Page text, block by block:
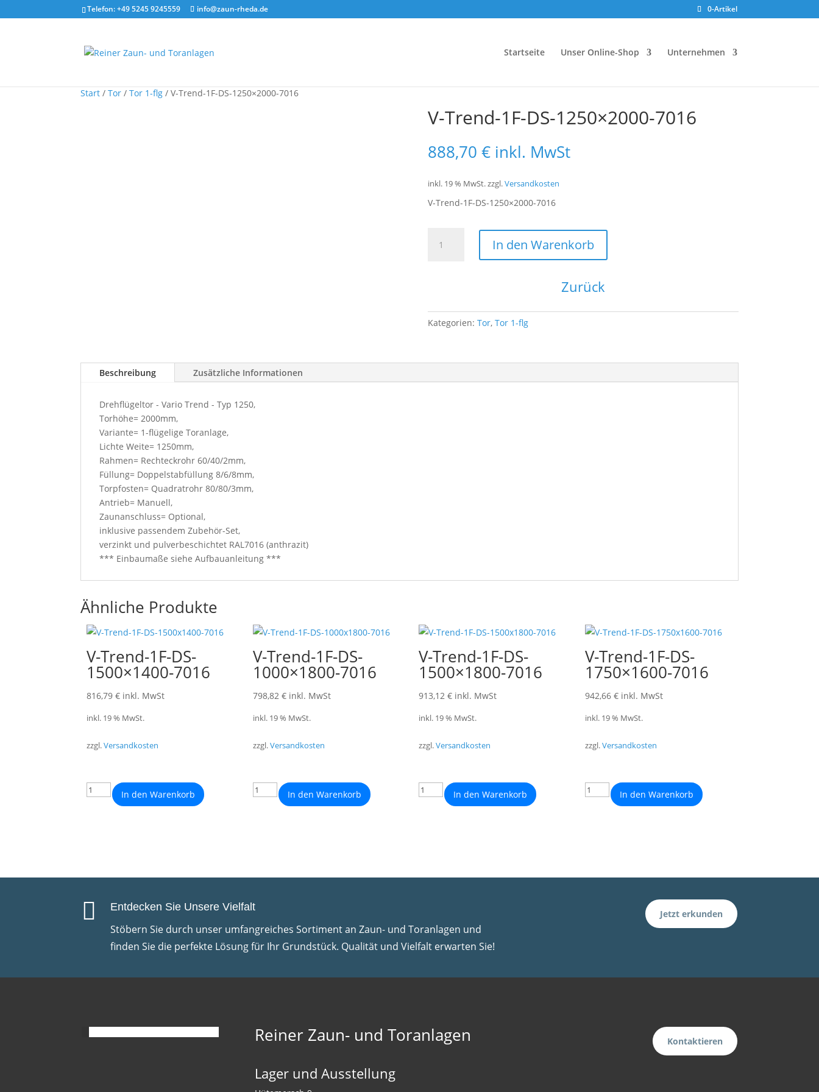
Telefon: +49 5245 9245559 info@zaun-rheda.de 0-Artikel
Startseite Unser Online-Shop Unternehmen
Start / Tor / Tor 1-flg / V-Trend-1F-DS-1250×2000-7016
V-Trend-1F-DS-1250×2000-7016
888,70 € inkl. MwSt
inkl. 19 % MwSt.zzgl.Versandkosten
V-Trend-1F-DS-1250×2000-7016
Trend-
Menge
In den Warenkorb
Zurück
Kategorien: Tor, Tor 1-flg
Beschreibung Zusätzliche Informationen
Drehflügeltor - Vario Trend - Typ 1250,
Torhöhe= 2000mm,
Variante= 1-flügelige Toranlage,
Lichte Weite= 1250mm,
Rahmen= Rechteckrohr 60/40/2mm,
Füllung= Doppelstabfüllung 8/6/8mm,
Torpfosten= Quadratrohr 80/80/3mm,
Antrieb= Manuell,
Zaunanschluss= Optional,
inklusive passendem Zubehör-Set,
verzinkt und pulverbeschichtet RAL7016 (anthrazit)
*** Einbaumaße siehe Aufbauanleitung ***
Ähnliche Produkte
V-Trend-1F-DS-
1500×1400-7016
816,79 € inkl. MwSt
inkl. 19 % MwSt.
zzgl.Versandkosten
In den Warenkorb
V-Trend-1F-DS-
1000×1800-7016
798,82 € inkl. MwSt
inkl. 19 % MwSt.
zzgl.Versandkosten
In den Warenkorb
V-Trend-1F-DS-
1500×1800-7016
913,12 € inkl. MwSt
inkl. 19 % MwSt.
zzgl.Versandkosten
In den Warenkorb
V-Trend-1F-DS-
1750×1600-7016
942,66 € inkl. MwSt
inkl. 19 % MwSt.
zzgl.Versandkosten
In den Warenkorb
 Entdecken Sie Unsere Vielfalt
Stöbern Sie durch unser umfangreiches Sortiment an Zaun- und Toranlagen und
finden Sie die perfekte Lösung für Ihr Grundstück. Qualität und Vielfalt erwarten Sie!
Jetzt erkunden
Reiner Zaun- und Toranlagen
Lager und Ausstellung
Kontaktieren